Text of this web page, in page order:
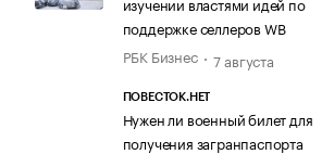
поддержке селлеров WB
РБК Бизнес
7 августа
ПОВЕСТОК.НЕТ
Нужен ли военный билет для
получения загранпаспорта